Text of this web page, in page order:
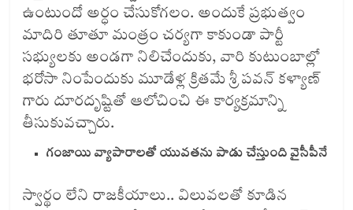
ఉంటుందో అర్ధం చేసుకోగలం. అందుకే ప్రభుత్వం
మాదిరి తూతూ మంత్రం చర్యగా కాకుండా పార్టీ
సభ్యులకు అండగా నిలిచేందుకు, వారి కుటుంబాల్లో
భరోసా నింపేందుకు మూడేళ్ల క్రితమే శ్రీ పవన్ కళ్యాణ్
గారు దూరదృష్టితో ఆలోచించి ఈ కార్యక్రమాన్ని
తీసుకువచ్చారు.
గంజాయి వ్యాపారాలతో యువతను పాడు చేస్తుంది వైసీపీనే
స్వార్థం లేని రాజకీయాలు.. విలువలతో కూడిన